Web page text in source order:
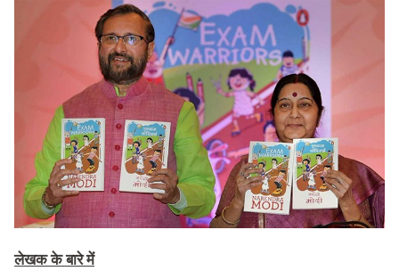
लेखक के बारे में